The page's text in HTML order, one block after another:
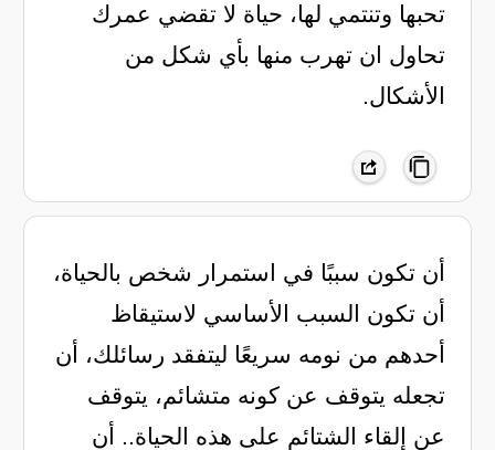
تحبها وتنتمي لها، حياة لا تقضي عمرك
تحاول ان تهرب منها بأي شكل من
الأشكال.
‏أن تكون سببًا في استمرار شخص بالحياة،
أن تكون السبب الأساسي لاستيقاظ
أحدهم من نومه سريعًا ليتفقد رسائلك، أن
تجعله يتوقف عن كونه متشائم، يتوقف
عن إلقاء الشتائم على هذه الحياة.. أن